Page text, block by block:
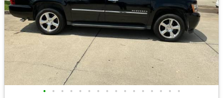
• • • • • • • • • • • • • • • •